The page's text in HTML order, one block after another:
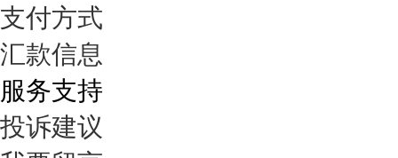
支付方式
汇款信息
服务支持
投诉建议